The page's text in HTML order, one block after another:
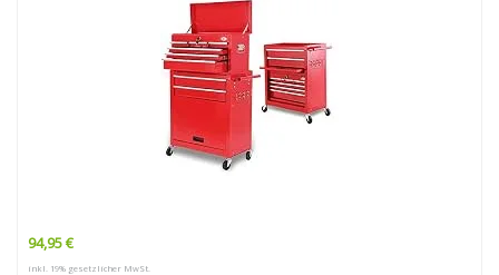
94,95 €
inkl. 19% gesetzlicher MwSt.